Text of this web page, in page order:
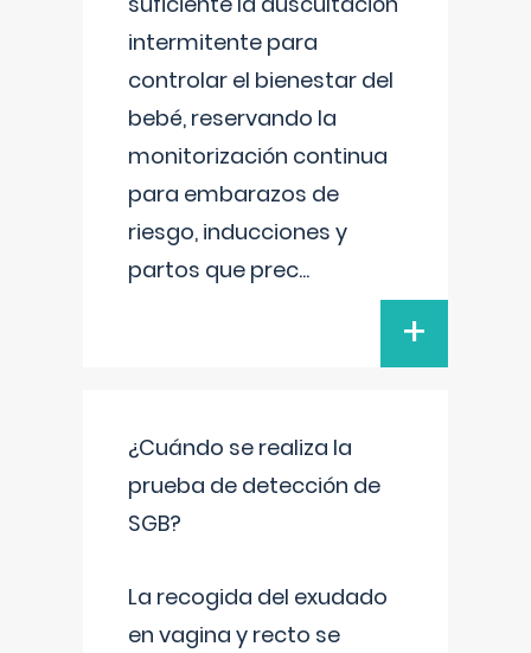
intermitente para
controlar el bienestar del
bebé, reservando la
monitorización continua
para embarazos de
riesgo, inducciones y
partos que prec...
+
¿Cuándo se realiza la
prueba de detección de
SGB?
La recogida del exudado
en vagina y recto se